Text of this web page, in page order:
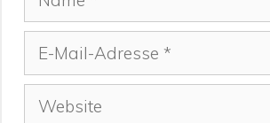
Website